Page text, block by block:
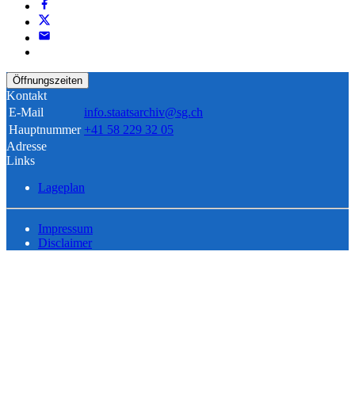
Öffnungszeiten
Kontakt
E-Mail
info.staatsarchiv@sg.ch
Hauptnummer +41 58 229 32 05
Adresse
Links
Lageplan
Impressum
Disclaimer